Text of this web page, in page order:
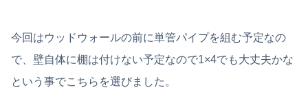
今回はウッドウォールの前に単管パイプを組む予定なの
で、壁自体に棚は付けない予定なので1×4でも大丈夫かな
という事でこちらを選びました。